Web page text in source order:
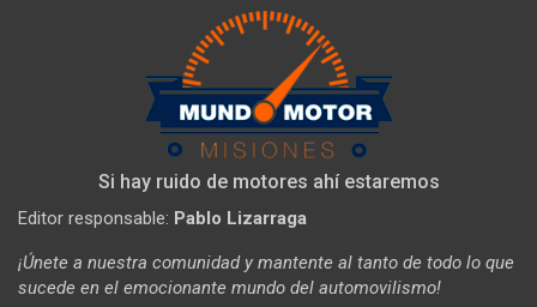
Si hay ruido de motores ahí estaremos
Editor responsable: Pablo Lizarraga
¡Únete a nuestra comunidad y mantente al tanto de todo lo que
sucede en el emocionante mundo del automovilismo!